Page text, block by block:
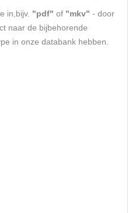
in,bijv. "pdf" of "mkv" - door
naar de bijbehorende
in onze databank hebben.